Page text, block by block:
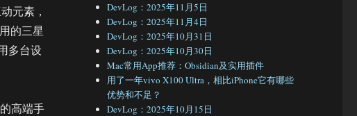
元素，
的三星
多台设
高端手
DevLog：2025年11月5日
DevLog：2025年11月4日
DevLog：2025年10月31日
DevLog：2025年10月30日
Mac常用App推荐：Obsidian及实用插件
用了一年vivo X100 Ultra，相比iPhone它有哪些
优势和不足？
DevLog：2025年10月15日